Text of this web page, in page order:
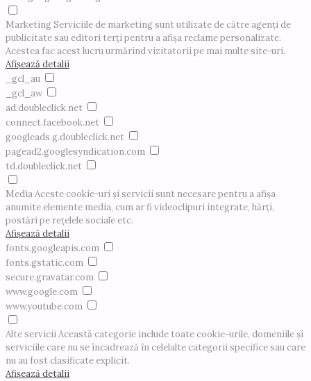
MarketingServiciile de marketing sunt utilizate de către agenți de
publicitate sau editori terți pentru a afișa reclame personalizate.
Acestea fac acest lucru urmărind vizitatorii pe mai multe site-uri.
Afișează detalii
_gcl_au
_gcl_aw
ad.doubleclick.net
connect.facebook.net
googleads.g.doubleclick.net
pagead2.googlesyndication.com
td.doubleclick.net
MediaAceste cookie-uri și servicii sunt necesare pentru a afișa
anumite elemente media, cum ar fi videoclipuri integrate, hărți,
postări pe rețelele sociale etc.
Afișează detalii
fonts.googleapis.com
fonts.gstatic.com
secure.gravatar.com
www.google.com
www.youtube.com
Alte serviciiAceastă categorie include toate cookie-urile, domeniile și
serviciile care nu se încadrează în celelalte categorii specifice sau care
nu au fost clasificate explicit.
Afișează detalii